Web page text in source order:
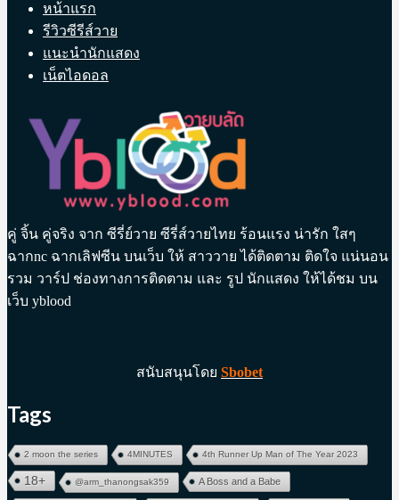
หน้าแรก
รีวิวซีรีส์วาย
แนะนำนักแสดง
เน็ตไอดอล
คู่ จิ้น คู่จริง จาก ซีรี่ย์วาย ซีรี่ส์วายไทย ร้อนแรง น่ารัก ใสๆ
ฉากnc ฉากเลิฟซีน บนเว็บ ให้ สาววาย ได้ติดตาม ติดใจ แน่นอน
รวม วาร์ป ช่องทางการติดตาม และ รูป นักแสดง ให้ได้ชม บน
เว็บ yblood
สนับสนุนโดย Sbobet
Tags
2 moon the series 4MINUTES 4th Runner Up Man of The Year 2023
18+ @arm_thanongsak359 A Boss and a Babe